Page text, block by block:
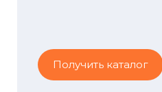
Получить каталог